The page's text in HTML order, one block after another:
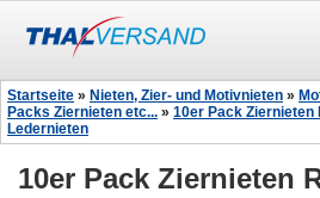
Startseite » Nieten, Zier- und Motivnieten »
Packs Ziernieten etc... » 10er Pack Ziernieten
Ledernieten
10er Pack Ziernieten